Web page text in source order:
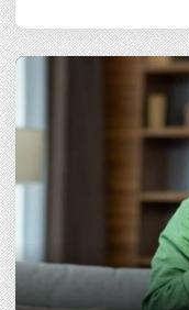
یا غلط؟
هم همسر خوب!/
عشق هم از قوانین
سلامت روان